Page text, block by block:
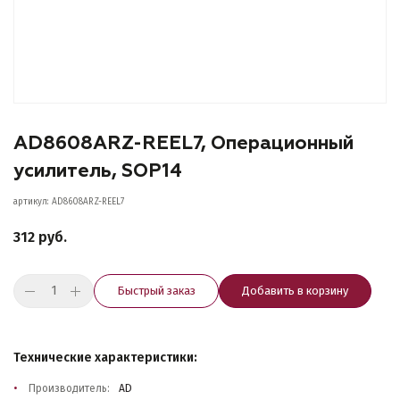
AD8608ARZ-REEL7, Операционный
усилитель, SOP14
артикул: AD8608ARZ-REEL7
312 руб.
Добавить в корзину
Быстрый заказ
Технические характеристики:
Производитель: AD